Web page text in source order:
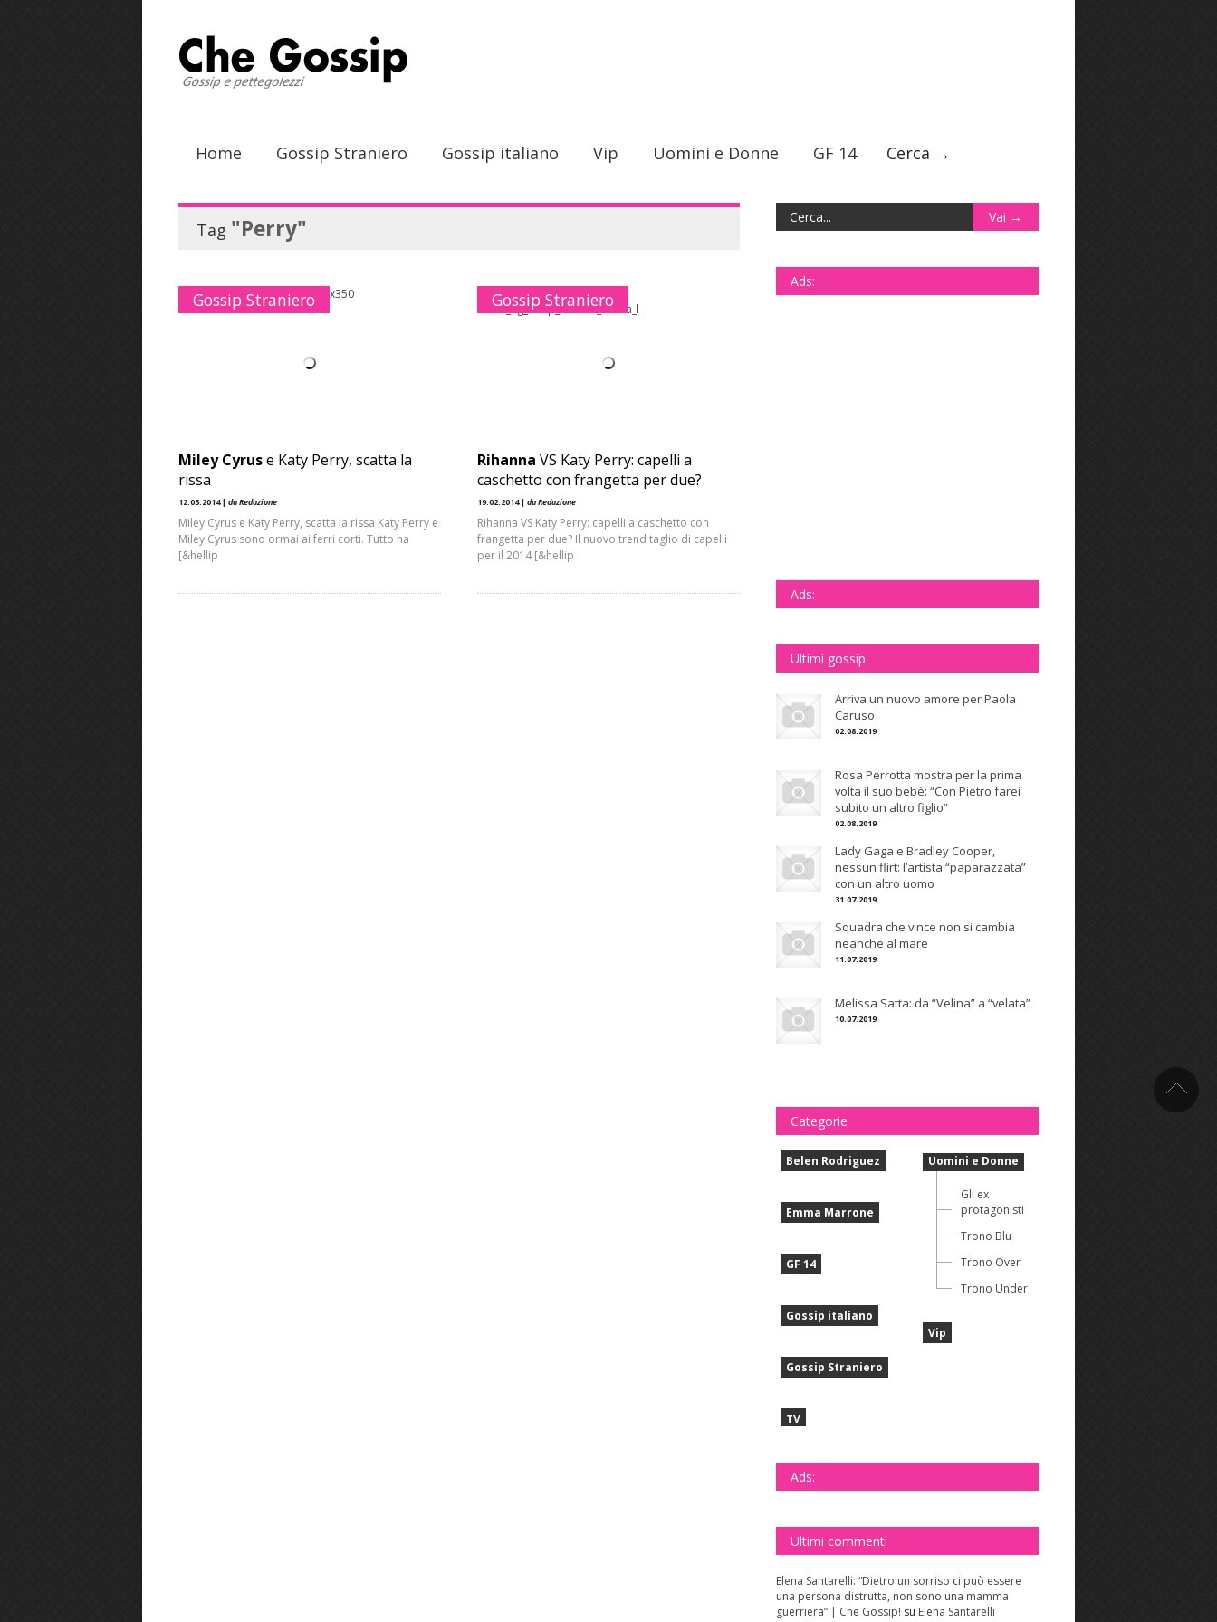
Home Gossip Straniero Gossip italiano Vip Uomini e Donne GF 14 Cerca →
Tag "Perry"
Gossip Straniero
Miley Cyruse Katy Perry, scatta la
rissa
12.03.2014 | da Redazione
Miley Cyrus e Katy Perry, scatta la rissa Katy Perry e
Miley Cyrus sono ormai ai ferri corti. Tutto ha
[&hellip
Gossip Straniero
Rihanna VS Katy Perry: capelli a
caschetto con frangetta per due?
19.02.2014 | da Redazione
Rihanna VS Katy Perry: capelli a caschetto con
frangetta per due? Il nuovo trend taglio di capelli
per il 2014 [&hellip
Ads:
Ads:
Ultimi gossip
Arriva un nuovo amore per Paola
Caruso
02.08.2019
Rosa Perrotta mostra per la prima
volta il suo bebè: “Con Pietro farei
subito un altro figlio”
02.08.2019
Lady Gaga e Bradley Cooper,
nessun flirt: l’artista “paparazzata”
con un altro uomo
31.07.2019
Squadra che vince non si cambia
neanche al mare
11.07.2019
Melissa Satta: da “Velina” a “velata”
10.07.2019
Categorie
Belen Rodriguez
Emma Marrone
GF 14
Gossip italiano
Gossip Straniero
TV
Uomini e Donne
Gli ex
protagonisti
Trono Blu
Trono Over
Trono Under
Vip
Ads:
Ultimi commenti
Elena Santarelli: “Dietro un sorriso ci può essere
una persona distrutta, non sono una mamma
guerriera” | Che Gossip! su Elena Santarelli